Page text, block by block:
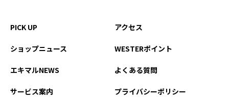
PICK UP
ショップニュース
エキマルNEWS
サービス案内
アクセス
WESTERポイント
よくある質問
プライバシーポリシー